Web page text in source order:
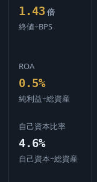
1.43 倍
終値÷BPS
ROA
0.5%
純利益÷総資産
自己資本比率
4.6%
自己資本÷総資産